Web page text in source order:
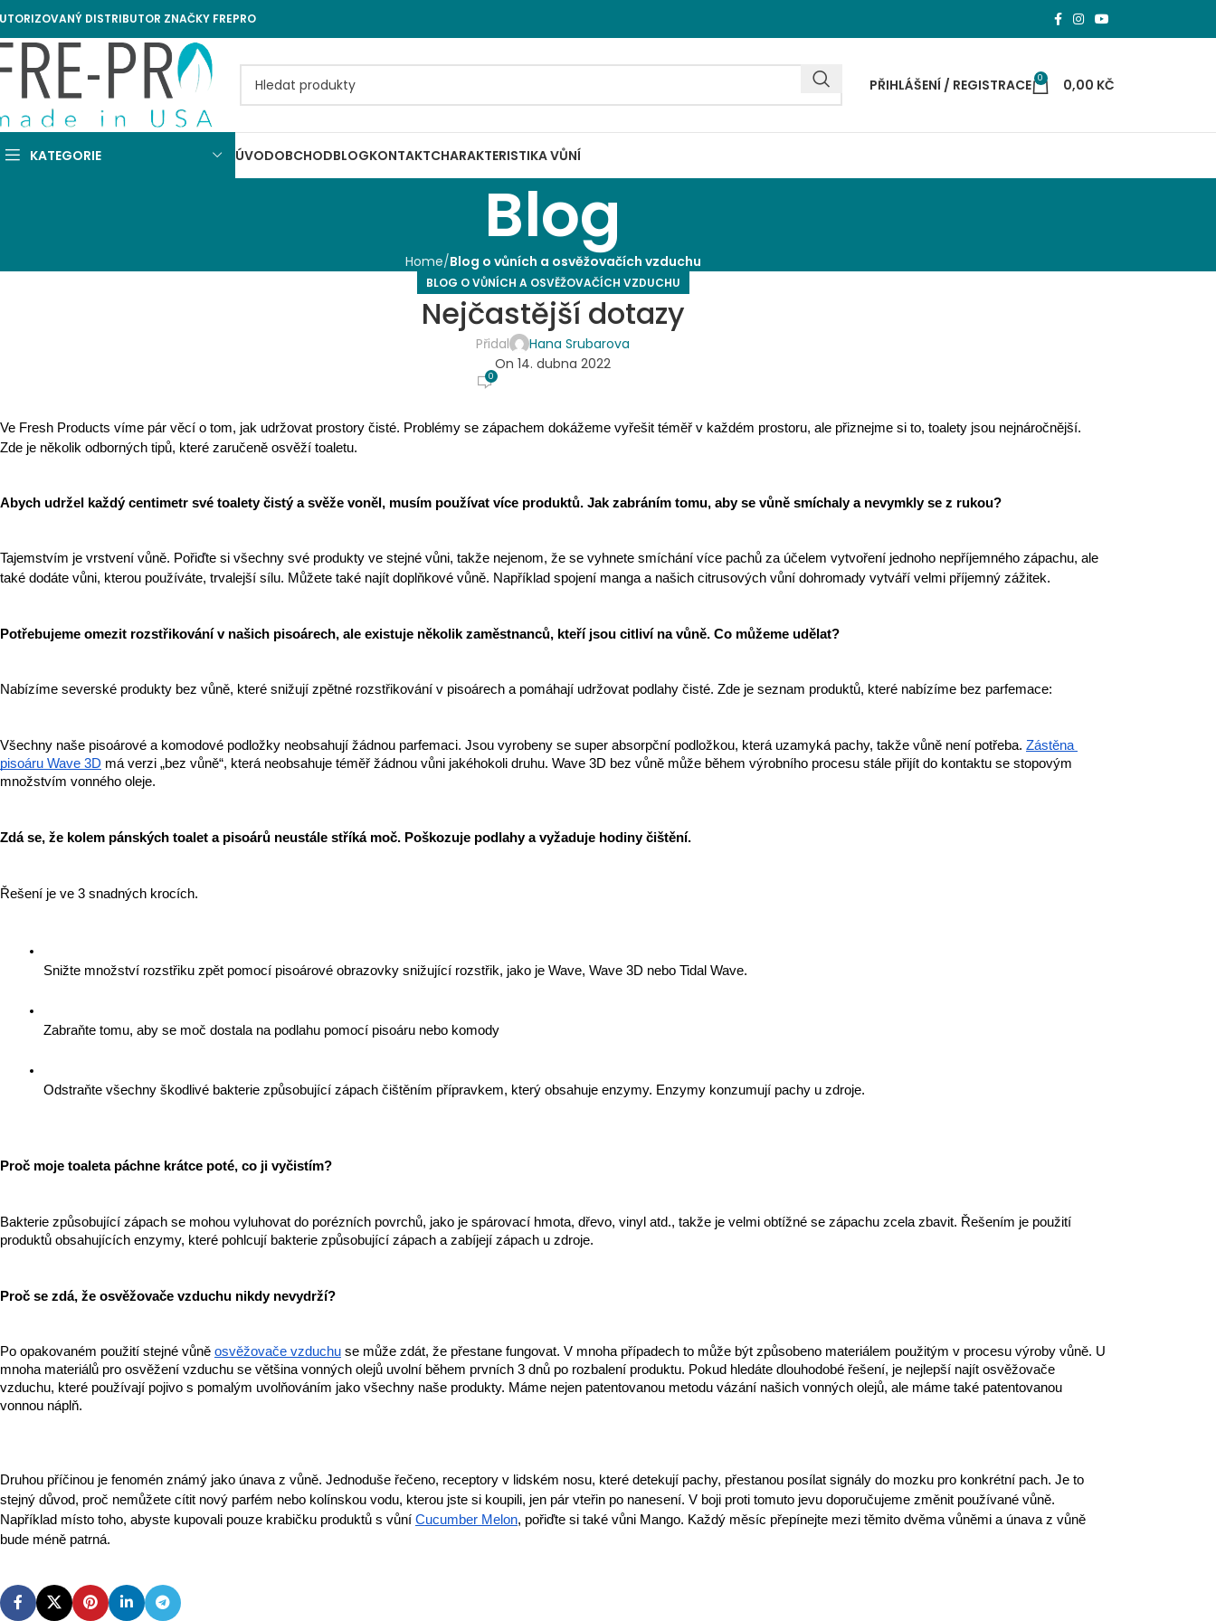
DISTRIBUTOR ZNAČKY FREPRO
PŘIHLÁŠENÍ / REGISTRACE 0 0,00 KČ
KATEGORIE ÚVODOBCHODBLOGKONTAKTCHARAKTERISTIKA VŮNÍ
Blog
Home Blog o vůních a osvěžovačích vzduchu
BLOG O VŮNÍCH A OSVĚŽOVAČÍCH VZDUCHU
Nejčastější dotazy
Přidal
Hana Srubarova
On 14. dubna 2022
0
Ve Fresh Products víme pár věcí o tom, jak udržovat prostory čisté. Problémy se zápachem dokážeme vyřešit téměř v každém prostoru, ale přiznejme si to, toalety jsou nejnáročnější.
Zde je několik odborných tipů, které zaručeně osvěží toaletu.
Abych udržel každý centimetr své toalety čistý a svěže voněl, musím používat více produktů. Jak zabráním tomu, aby se vůně smíchaly a nevymkly se z rukou?
Tajemstvím je vrstvení vůně. Pořiďte si všechny své produkty ve stejné vůni, takže nejenom, že se vyhnete smíchání více pachů za účelem vytvoření jednoho nepříjemného zápachu, ale
také dodáte vůni, kterou používáte, trvalejší sílu. Můžete také najít doplňkové vůně. Například spojení manga a našich citrusových vůní dohromady vytváří velmi příjemný zážitek.
Potřebujeme omezit rozstřikování v našich pisoárech, ale existuje několik zaměstnanců, kteří jsou citliví na vůně. Co můžeme udělat?
Nabízíme severské produkty bez vůně, které snižují zpětné rozstřikování v pisoárech a pomáhají udržovat podlahy čisté. Zde je seznam produktů, které nabízíme bez parfemace:
Všechny naše pisoárové a komodové podložky neobsahují žádnou parfemaci. Jsou vyrobeny se super absorpční podložkou, která uzamyká pachy, takže vůně není potřeba. Zástěna
pisoáru Wave 3D má verzi „bez vůně“, která neobsahuje téměř žádnou vůni jakéhokoli druhu. Wave 3D bez vůně může během výrobního procesu stále přijít do kontaktu se stopovým
množstvím vonného oleje.
Zdá se, že kolem pánských toalet a pisoárů neustále stříká moč. Poškozuje podlahy a vyžaduje hodiny čištění.
Řešení je ve 3 snadných krocích.
Snižte množství rozstřiku zpět pomocí pisoárové obrazovky snižující rozstřik, jako je Wave, Wave 3D nebo Tidal Wave.
Zabraňte tomu, aby se moč dostala na podlahu pomocí pisoáru nebo komody
Odstraňte všechny škodlivé bakterie způsobující zápach čištěním přípravkem, který obsahuje enzymy. Enzymy konzumují pachy u zdroje.
Proč moje toaleta páchne krátce poté, co ji vyčistím?
Bakterie způsobující zápach se mohou vyluhovat do porézních povrchů, jako je spárovací hmota, dřevo, vinyl atd., takže je velmi obtížné se zápachu zcela zbavit. Řešením je použití
produktů obsahujících enzymy, které pohlcují bakterie způsobující zápach a zabíjejí zápach u zdroje.
Proč se zdá, že osvěžovače vzduchu nikdy nevydrží?
Po opakovaném použití stejné vůně osvěžovače vzduchu se může zdát, že přestane fungovat. V mnoha případech to může být způsobeno materiálem použitým v procesu výroby vůně. U
mnoha materiálů pro osvěžení vzduchu se většina vonných olejů uvolní během prvních 3 dnů po rozbalení produktu. Pokud hledáte dlouhodobé řešení, je nejlepší najít osvěžovače
vzduchu, které používají pojivo s pomalým uvolňováním jako všechny naše produkty. Máme nejen patentovanou metodu vázání našich vonných olejů, ale máme také patentovanou
vonnou náplň.
Druhou příčinou je fenomén známý jako únava z vůně. Jednoduše řečeno, receptory v lidském nosu, které detekují pachy, přestanou posílat signály do mozku pro konkrétní pach. Je to
stejný důvod, proč nemůžete cítit nový parfém nebo kolínskou vodu, kterou jste si koupili, jen pár vteřin po nanesení. V boji proti tomuto jevu doporučujeme změnit používané vůně.
Například místo toho, abyste kupovali pouze krabičku produktů s vůní Cucumber Melon, pořiďte si také vůni Mango. Každý měsíc přepínejte mezi těmito dvěma vůněmi a únava z vůně
bude méně patrná.